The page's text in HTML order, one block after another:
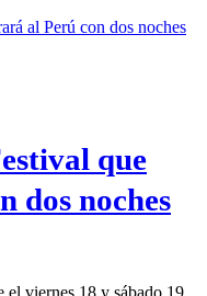
que
dos noches
el viernes 18 y sábado 19